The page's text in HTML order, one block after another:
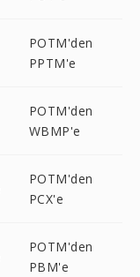
POTM'den
PPTM'e
POTM'den
WBMP'e
POTM'den
PCX'e
POTM'den
PBM'e